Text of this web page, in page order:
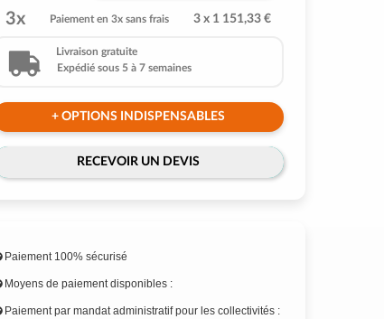
3x Paiement en 3x sans frais 3 x 1 151,33 €
Livraison gratuite
Expédié sous 5 à 7 semaines
+ OPTIONS INDISPENSABLES
RECEVOIR UN DEVIS
Paiement 100% sécurisé
Moyens de paiement disponibles :
Paiement par mandat administratif pour les collectivités :